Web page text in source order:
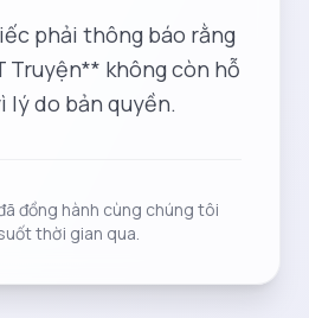
phải thông báo rằng
Truyện** không còn hỗ
lý do bản quyền.
đồng hành cùng chúng tôi
thời gian qua.